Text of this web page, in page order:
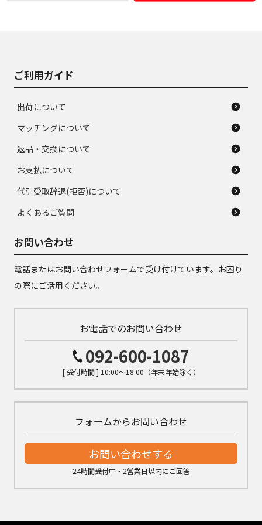
ご利用ガイド
出荷について
マッチングについて
返品・交換について
お支払について
代引受取辞退(拒否)について
よくあるご質問
お問い合わせ
電話またはお問い合わせフォームで受け付けています。お困り
の際にご活用ください。
お電話でのお問い合わせ
092-600-1087
[ 受付時間 ] 10:00～18:00（年末年始除く）
フォームからお問い合わせ
お問い合わせする
24時間受付中・2営業日以内にご回答